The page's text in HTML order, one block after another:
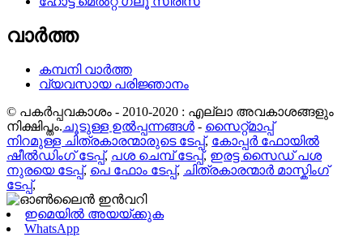
വാർത്ത
കമ്പനി വാർത്ത
വ്യവസായ പരിജ്ഞാനം
© പകർപ്പവകാശം - 2010-2020 : എല്ലാ അവകാശങ്ങളും
നിക്ഷിപ്തം.ചൂടുള്ള ഉൽപ്പന്നങ്ങൾ - സൈറ്റ്മാപ്പ്
നിറമുള്ള ചിത്രകാരന്മാരുടെ ടേപ്പ്, കോപ്പർ ഫോയിൽ
ഷീൽഡിംഗ് ടേപ്പ്, പശ ചെമ്പ് ടേപ്പ്, ഇരട്ട സൈഡ് പശ
നുരയെ ടേപ്പ്, പെ ഫോം ടേപ്പ്, ചിത്രകാരന്മാർ മാസ്കിംഗ്
ടേപ്പ്,
ഇമെയിൽ അയയ്ക്കുക
WhatsApp